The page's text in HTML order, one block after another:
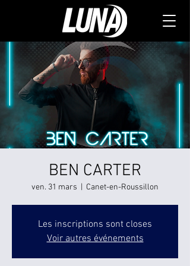
BEN CARTER
ven. 31 mars Canet-en-Roussillon
Les inscriptions sont closes
Voir autres événements